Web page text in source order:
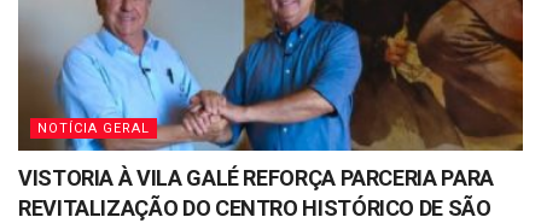
NOTÍCIA GERAL
VISTORIA À VILA GALÉ REFORÇA PARCERIA PARA
REVITALIZAÇÃO DO CENTRO HISTÓRICO DE SÃO